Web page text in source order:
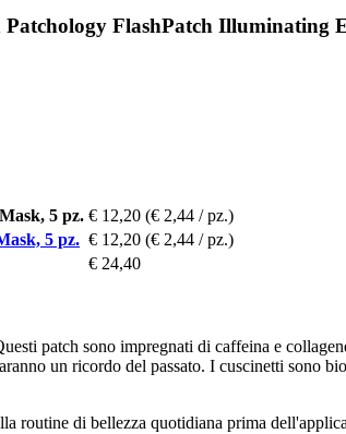
Patchology FlashPatch Illuminating
5 pz. € 12,20 (€ 2,44 / pz.)
5 pz. € 12,20 (€ 2,44 / pz.)
€ 24,40
patch sono impregnati di caffeina e
un ricordo del passato. I cuscinetti
routine di bellezza quotidiana prima